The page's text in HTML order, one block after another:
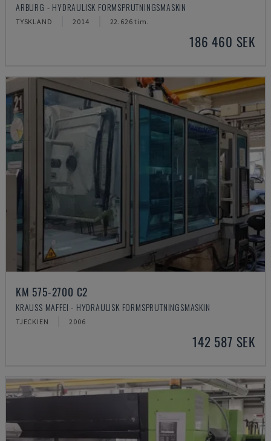
ARBURG - HYDRAULISK FORMSPRUTNINGSMASKIN
TYSKLAND 2014 22.626 tim.
186 460 SEK
KM 575-2700 C2
KRAUSS MAFFEI - HYDRAULISK FORMSPRUTNINGSMASKIN
TJECKIEN 2006
142 587 SEK